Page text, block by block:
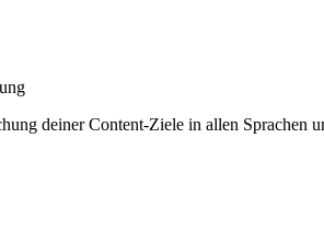
deiner Content-Ziele in allen Sprachen